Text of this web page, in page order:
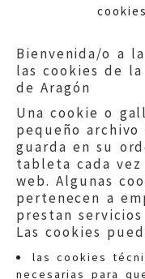
cookies
Bienvenida/o a
las cookies de
de Aragón
Una cookie o
pequeño
guarda en su
tableta cada
web. Algunas
pertenecen a
prestan
Las cookies
las cookies
necesarias para